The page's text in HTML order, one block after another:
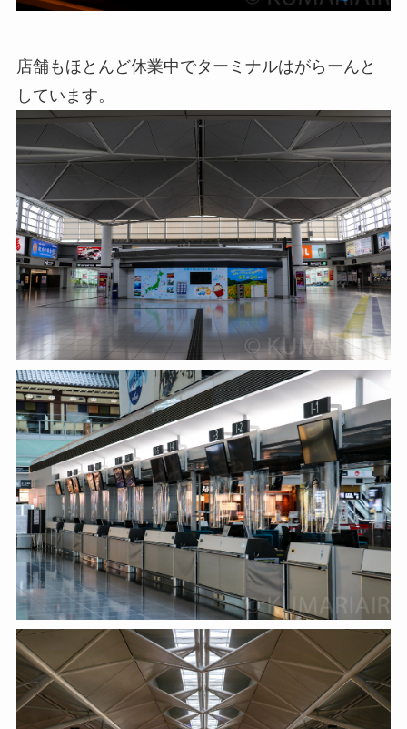
店舗もほとんど休業中でターミナルはがらーんと
しています。